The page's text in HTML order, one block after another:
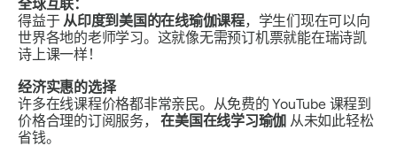
全球互联：
得益于 从印度到美国的在线瑜伽课程，学生们现在可以向
世界各地的老师学习。这就像无需预订机票就能在瑞诗凯
诗上课一样！
经济实惠的选择
许多在线课程价格都非常亲民。从免费的 YouTube 课程到
价格合理的订阅服务，在美国在线学习瑜伽 从未如此轻松
省钱。